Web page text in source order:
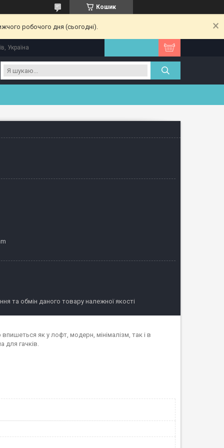
Кошик
робочого дня (сьогодні).
Україна
та обмін даного товару належної якості
як у лофт, модерн, мінімалізм, так і в
для гачків.